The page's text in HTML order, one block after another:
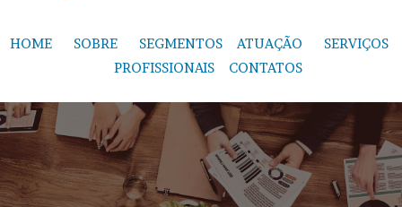
HOME SOBRE SEGMENTOS ATUAÇÃO
SERVIÇOS
PROFISSIONAIS
CONTATOS